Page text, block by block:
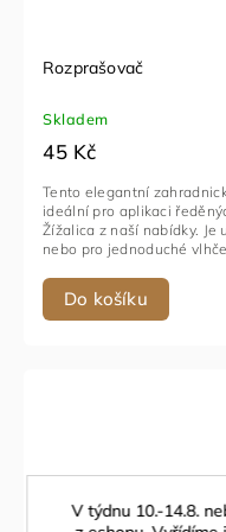
V týdnu 10.-14.8.
Rozprašovač
Skladem
45 Kč
Do košíku
Tento elegantní
ideální pro aplikaci
Žížalica z naší nabídky.
nebo pro jednoduché